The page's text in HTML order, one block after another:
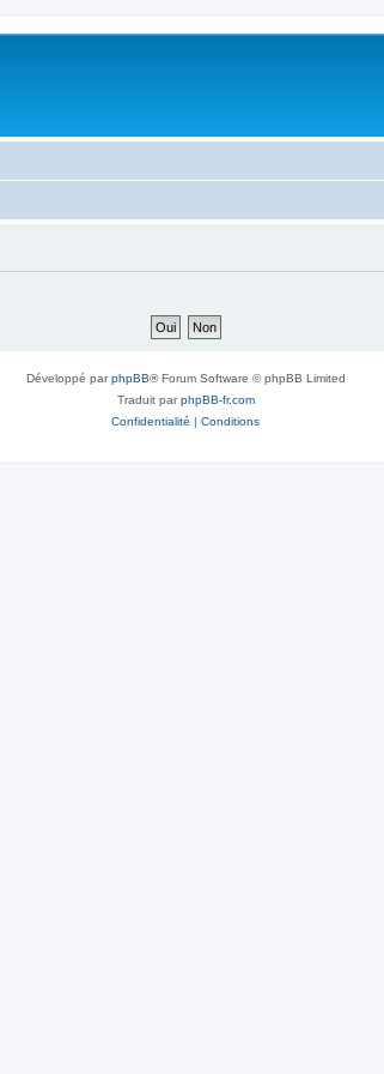
Développé parphpBB® Forum Software © phpBB Limited
Traduit parphpBB-fr.com
Confidentialité | Conditions